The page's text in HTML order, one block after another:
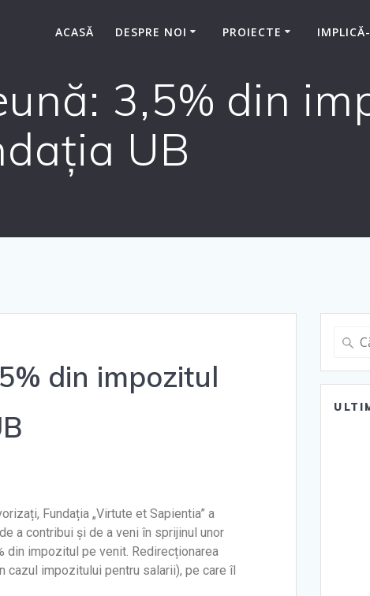
ACASĂ DESPRE NOI PROIECTE
3,5% din
UB
din impozitul
Fundația „Virtute et Sapientia” a
a contribui și de a veni în sprijinul unor
din impozitul pe venit. Redirecționarea
cazul impozitului pentru salarii), pe care îl